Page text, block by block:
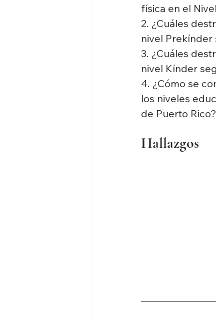
física en el
2. ¿Cuáles
nivel Prekínder
3. ¿Cuáles
nivel Kínder
4. ¿Cómo se
los niveles
de Puerto Rico?
Hallazgos